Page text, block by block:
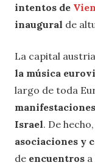
intentos de
inaugural de
La capital
la música
largo de toda
manifestaciones
Israel. De
asociaciones y
de encuentros